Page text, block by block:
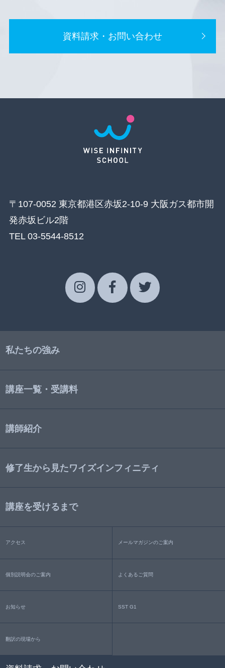
資料請求・お問い合わせ
〒107-0052 東京都港区赤坂2-10-9 大阪ガス都市開
発赤坂ビル2階
TEL 03-5544-8512
私たちの強み
講座一覧・受講料
講師紹介
修了生から見たワイズインフィニティ
講座を受けるまで
アクセス メールマガジンのご案内
個別説明会のご案内 よくあるご質問
お知らせ SST G1
翻訳の現場から